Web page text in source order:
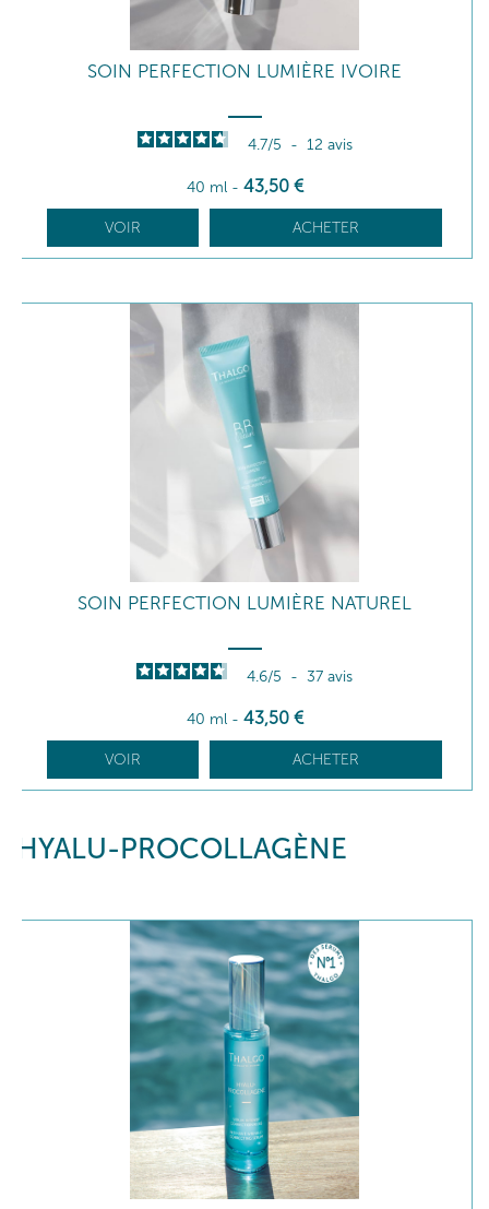
SOIN PERFECTION LUMIÈRE IVOIRE
4.7/5 - 12 avis
40 ml - 43,50 €
VOIR ACHETER
SOIN PERFECTION LUMIÈRE NATUREL
4.6/5 - 37 avis
40 ml - 43,50 €
VOIR ACHETER
HYALU-PROCOLLAGÈNE